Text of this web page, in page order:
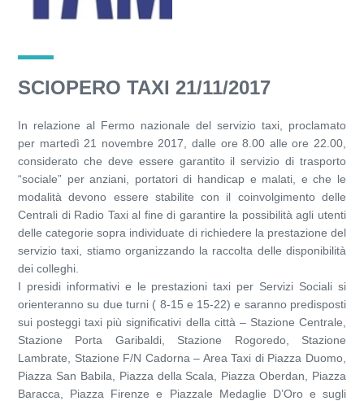
SCIOPERO TAXI 21/11/2017
In relazione al Fermo nazionale del servizio taxi, proclamato
per martedì 21 novembre 2017, dalle ore 8.00 alle ore 22.00,
considerato che deve essere garantito il servizio di trasporto
“sociale” per anziani, portatori di handicap e malati, e che le
modalità devono essere stabilite con il coinvolgimento delle
Centrali di Radio Taxi al fine di garantire la possibilità agli utenti
delle categorie sopra individuate di richiedere la prestazione del
servizio taxi, stiamo organizzando la raccolta delle disponibilità
dei colleghi.
I presidi informativi e le prestazioni taxi per Servizi Sociali si
orienteranno su due turni ( 8-15 e 15-22) e saranno predisposti
sui posteggi taxi più significativi della città – Stazione Centrale,
Stazione Porta Garibaldi, Stazione Rogoredo, Stazione
Lambrate, Stazione F/N Cadorna – Area Taxi di Piazza Duomo,
Piazza San Babila, Piazza della Scala, Piazza Oberdan, Piazza
Baracca, Piazza Firenze e Piazzale Medaglie D’Oro e sugli